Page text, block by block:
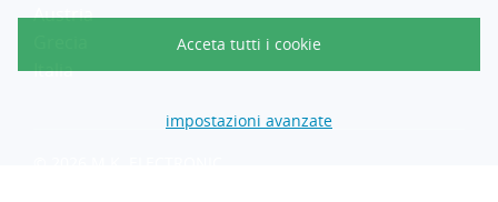
Acceta tutti i cookie
impostazioni avanzate
Austria
Italia